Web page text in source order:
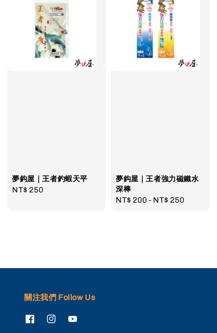
夢鈎屋｜王者釣蝦天平
Regular
NT$ 250
夢鈎屋｜王者強力磁鐵水
深棒
Regular
NT$ 200 - NT$ 250
關注我們 Follow Us